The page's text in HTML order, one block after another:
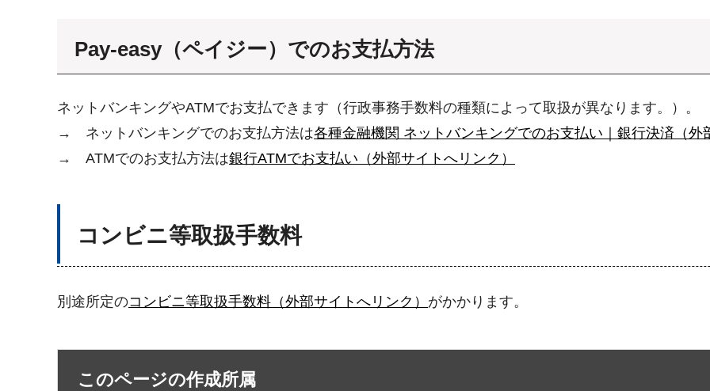
Pay-easy（ペイジー）でのお支払方法
ネットバンキングやATMでお支払できます（行政事務手数料の種類によって取扱が異なります。）。
→ ネットバンキングでのお支払方法は各種金融機関 ネットバンキングでのお支払い｜銀行決済（外
→ ATMでのお支払方法は銀行ATMでお支払い（外部サイトへリンク）
コンビニ等取扱手数料
別途所定のコンビニ等取扱手数料（外部サイトへリンク） がかかります。
このページの作成所属